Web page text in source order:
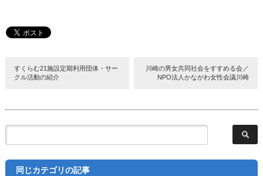
すくらむ21施設定期利用団体・サー
クル活動の紹介
川崎の男女共同社会をすすめる会／
NPO法人かながわ女性会議川崎
同じカテゴリの記事